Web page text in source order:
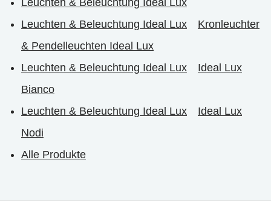
Leuchten & Beleuchtung Ideal Lux
Kronleuchter
& Pendelleuchten Ideal Lux
Leuchten & Beleuchtung Ideal Lux
Ideal Lux
Bianco
Leuchten & Beleuchtung Ideal Lux
Ideal Lux
Nodi
Alle Produkte